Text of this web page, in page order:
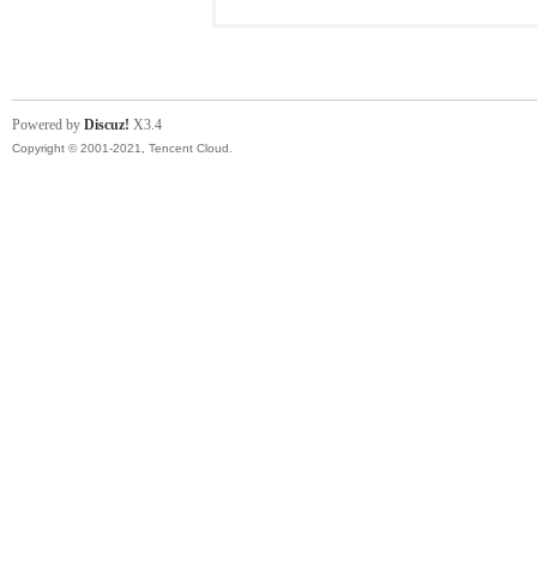
Powered by Discuz! X3.4
Copyright © 2001-2021, Tencent Cloud.